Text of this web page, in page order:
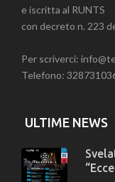
e iscritta al RUNTS
con decreto n. 223
Per scriverci:
Telefono:
ULTIME NEWS